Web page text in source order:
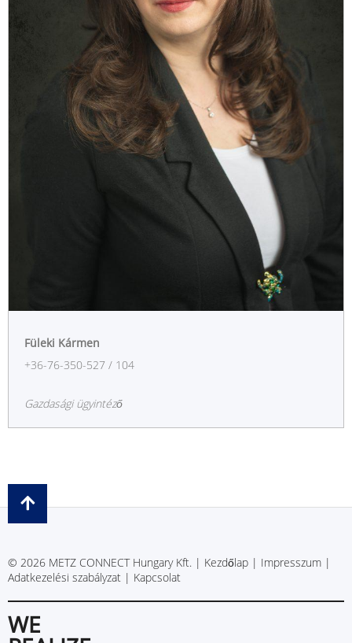
Füleki Kármen
+36-76-350-527 / 104
Gazdasági ügyintéző
© 2026 METZ CONNECT Hungary Kft. | Kezdőlap | Impresszum |
Adatkezelési szabályzat | Kapcsolat
WE